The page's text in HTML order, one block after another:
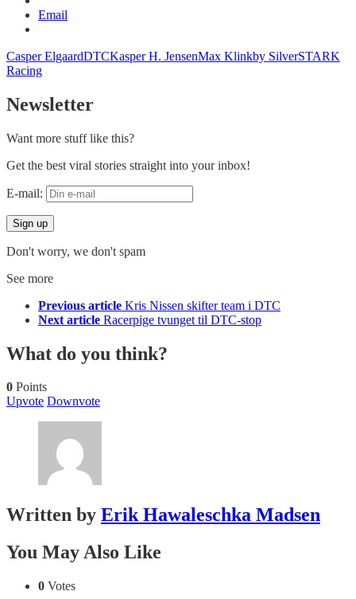
Email
Casper ElgaardDTCKasper H. JensenMax Klinkby SilverSTARK
Racing
Newsletter
Want more stuff like this?
Get the best viral stories straight into your inbox!
E-mail:
Don't worry, we don't spam
See more
Previous article Kris Nissen skifter team i DTC
Next article Racerpige tvunget til DTC-stop
What do you think?
0 Points
Upvote Downvote
Written by Erik Hawaleschka Madsen
You May Also Like
0 Votes